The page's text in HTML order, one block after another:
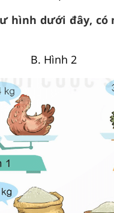
hình dưới đây, có
Hình 2